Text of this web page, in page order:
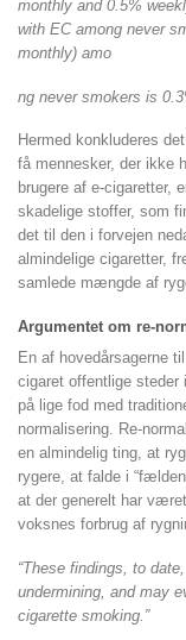
monthly and 0.5%
with EC among never
monthly) amo
ng never smokers is
Hermed konkluderes
få mennesker, der ikke
brugere af e-cigaretter,
skadelige stoffer, som
det til den i forvejen
almindelige cigaretter,
samlede mængde af
Argumentet om re-
En af hovedårsagerne
cigaret offentlige steder
på lige fod med
normalisering. Re-
en almindelig ting, at
rygere, at falde i
at der generelt har
voksnes forbrug af
“These findings, to
undermining, and may
cigarette smoking.”